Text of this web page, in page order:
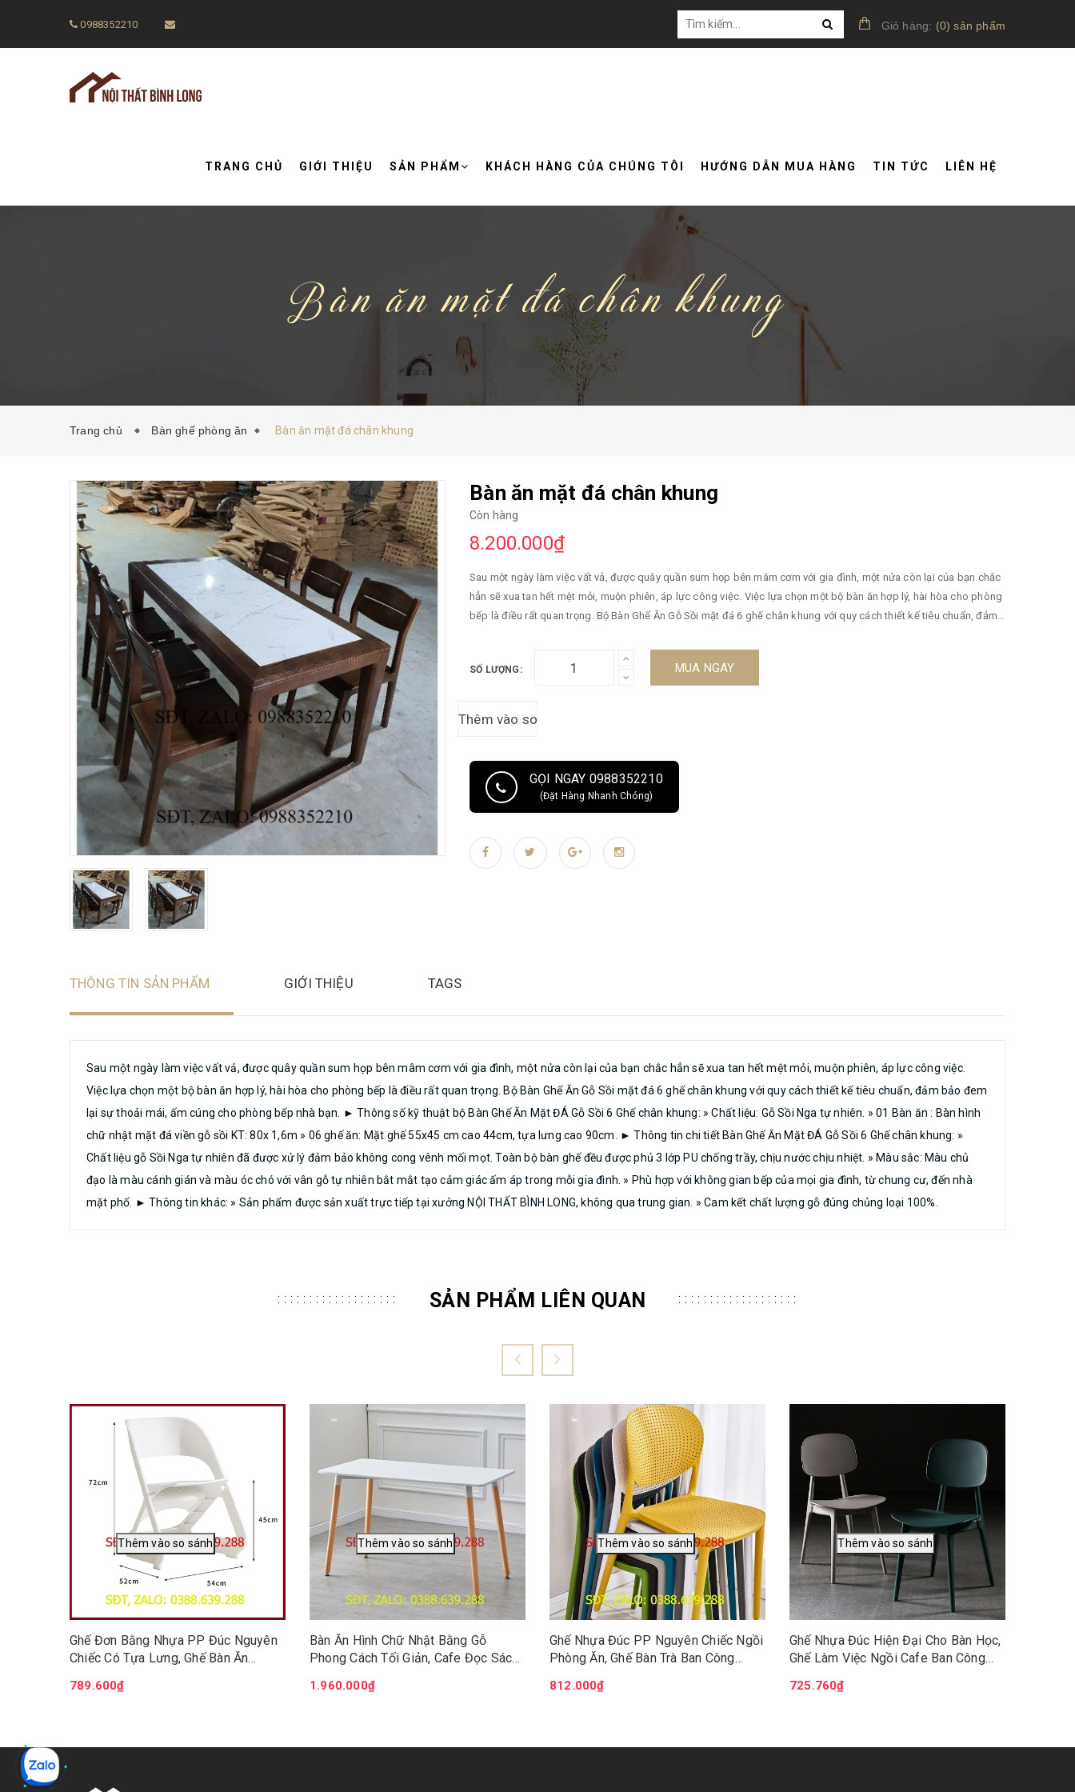
0988352210 Giỏ hàng: (0)sản phẩm
TRANG CHỦ GIỚI THIỆU SẢN PHẨM KHÁCH HÀNG CỦA CHÚNG TÔI HƯỚNG DẪN MUA HÀNG TIN TỨC LIÊN HỆ
Bàn ăn mặt đá chân khung
Trang chủ Bàn ghế phòng ăn Bàn ăn mặt đá chân khung
Bàn ăn mặt đá chân khung
Còn hàng
8.200.000₫
Sau một ngày làm việc vất vả, được quây quần sum họp bên mâm cơm với gia đình, một nửa còn lại của bạn chắc
hẳn sẽ xua tan hết mệt mỏi, muộn phiên, áp lực công việc. Việc lựa chọn một bộ bàn ăn hợp lý, hài hòa cho phòng
bếp là điều rất quan trọng. Bộ Bàn Ghế Ăn Gỗ Sồi mặt đá 6 ghế chân khung với quy cách thiết kế tiêu chuẩn, đảm
Ghế chân khung: » Chất liệu: Gỗ Sồi Nga tự nhiên. » 01 Bàn ăn : Bàn hình chữ nhật mặt đá viền gỗ sồi KT: 80x 1,6m
» 06 ghế ăn: Mặt ghế 55x45 cm cao 44cm, tựa lưng cao 90cm. ► Thông tin chi tiết Bàn Ghế Ăn Mặt ĐÁ Gỗ Sồi 6
ghế đều được phủ 3 lớp PU chống trầy, chịu nước chịu nhiệt. » Màu sắc: Màu chủ đạo là màu cánh gián và màu óc
BÌNH LONG, không qua trung gian. » Cam kết chất lượng gỗ đúng chủng loại 100%.
SỐ LƯỢNG: MUA NGAY
GỌI NGAY 0988352210
(Đặt Hàng Nhanh Chóng)
THÔNG TIN SẢN PHẨM GIỚI THIỆU TAGS
Sau một ngày làm việc vất vả, được quây quần sum họp bên mâm cơm với gia đình, một nửa còn lại của bạn chắc hẳn sẽ xua tan hết mệt mỏi, muộn phiên, áp lực công việc.
Việc lựa chọn một bộ bàn ăn hợp lý, hài hòa cho phòng bếp là điều rất quan trọng. Bộ Bàn Ghế Ăn Gỗ Sồi mặt đá 6 ghế chân khung với quy cách thiết kế tiêu chuẩn, đảm bảo đem
lại sự thoải mái, ấm cúng cho phòng bếp nhà bạn. ► Thông số kỹ thuật bộ Bàn Ghế Ăn Mặt ĐÁ Gỗ Sồi 6 Ghế chân khung: » Chất liệu: Gỗ Sồi Nga tự nhiên. » 01 Bàn ăn : Bàn hình
chữ nhật mặt đá viền gỗ sồi KT: 80x 1,6m » 06 ghế ăn: Mặt ghế 55x45 cm cao 44cm, tựa lưng cao 90cm. ► Thông tin chi tiết Bàn Ghế Ăn Mặt ĐÁ Gỗ Sồi 6 Ghế chân khung: »
Chất liệu gỗ Sồi Nga tự nhiên đã được xử lý đảm bảo không cong vênh mối mọt. Toàn bộ bàn ghế đều được phủ 3 lớp PU chống trầy, chịu nước chịu nhiệt. » Màu sắc: Màu chủ
đạo là màu cánh gián và màu óc chó với vân gỗ tự nhiên bắt mắt tạo cảm giác ấm áp trong mỗi gia đình. » Phù hợp với không gian bếp của mọi gia đình, từ chung cư, đến nhà
mặt phố. ​​​ ► Thông tin khác: » Sản phẩm được sản xuất trực tiếp tại xưởng NỘI THẤT BÌNH LONG, không qua trung gian. » Cam kết chất lượng gỗ đúng chủng loại 100%.
SẢN PHẨM LIÊN QUAN
Ghế Đơn Bằng Nhựa PP Đúc Nguyên
Chiếc Có Tựa Lưng, Ghế Bàn Ăn
Trường Xếp Gọn BGN026.
789.600₫
Bàn Ăn Hình Chữ Nhật Bằng Gỗ
Phong Cách Tối Giản, Cafe Đọc Sách
80x120cm BGN009
1.960.000₫
Ghế Nhựa Đúc PP Nguyên Chiếc Ngồi
Phòng Ăn, Ghế Bàn Trà Ban Công
Năng Bền Bỉ BGN044
812.000₫
Ghế Nhựa Đúc Hiện Đại Cho Bàn Học,
Ghế Làm Việc Ngồi Cafe Ban Công
Tiện Ích ORD05
725.760₫